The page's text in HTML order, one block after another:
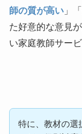
師の質が高い」「
た好意的な意見
い家庭教師サー
特に、教材の選